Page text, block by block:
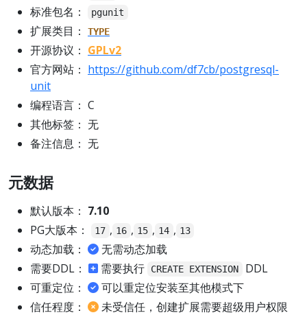
标准包名： pgunit
扩展类目： TYPE
开源协议： GPLv2
官方网站： https://github.com/df7cb/postgresql-
unit
编程语言： C
其他标签： 无
备注信息： 无
元数据
默认版本： 7.10
PG大版本：
17 , 16 , 15 , 14 , 13
动态加载：
无需动态加载
需要DDL：
需要执行 CREATE EXTENSION
DDL
可重定位：
可以重定位安装至其他模式下
信任程度：
未受信任，创建扩展需要超级用户权限